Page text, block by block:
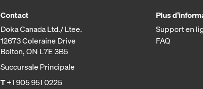
Contact
Doka Canada Ltd./ Ltee.
12673 Coleraine Drive
Bolton, ON L7E 3B5
Succursale Principale
T+1 905 951 0225
Plus
Support en
FAQ